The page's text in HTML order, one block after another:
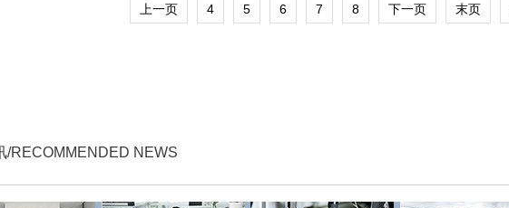
上一页 4 5 6 7 8 下一页 末页
/RECOMMENDED NEWS